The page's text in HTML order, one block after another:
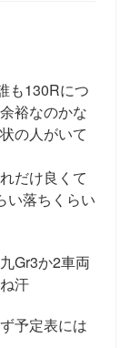
も130Rにつ
裕なのかな
の人がいて
だけ良くて
い落ちくらい
Gr3か2車両
汗
予定表には